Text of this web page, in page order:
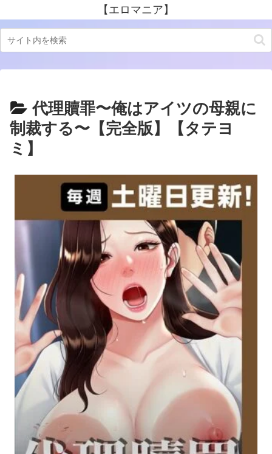
【エロマニア】
代理贖罪〜俺はアイツの母親に
制裁する〜【完全版】【タテヨ
ミ】